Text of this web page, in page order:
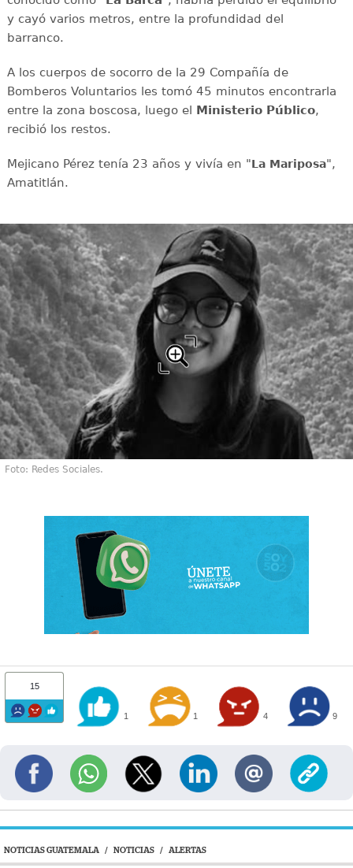
y cayó varios metros, entre la profundidad del
barranco.
A los cuerpos de socorro de la 29 Compañía de
Bomberos Voluntarios les tomó 45 minutos encontrarla
entre la zona boscosa, luego el Ministerio Público,
recibió los restos.
Mejicano Pérez tenía 23 años y vivía en "La Mariposa",
Amatitlán.
Foto: Redes Sociales.
15
1 1 4 9
NOTICIAS GUATEMALA / NOTICIAS / ALERTAS